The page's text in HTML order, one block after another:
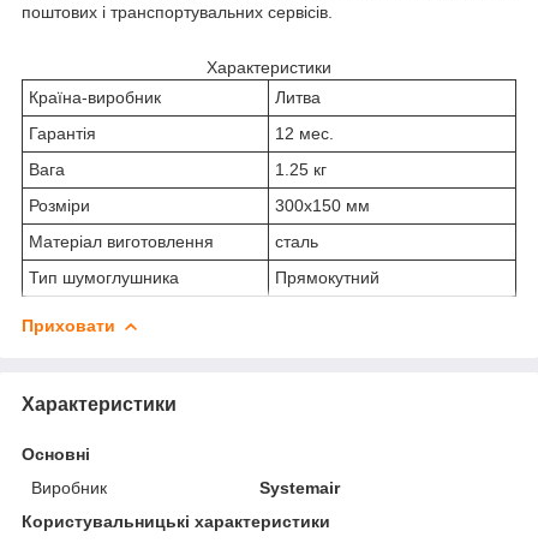
поштових і транспортувальних сервісів.
Характеристики
Країна-виробник
Литва
Гарантія
12 мес.
Вага
1.25 кг
Розміри
300х150 мм
Матеріал виготовлення
сталь
Тип шумоглушника
Прямокутний
Приховати
Характеристики
Основні
Виробник
Systemair
Користувальницькі характеристики